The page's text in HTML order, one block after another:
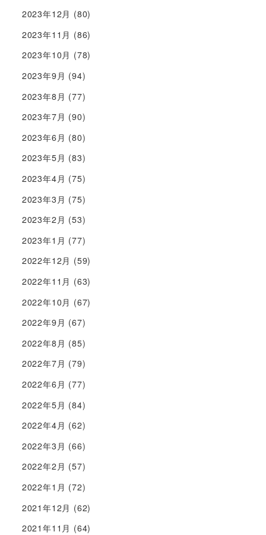
2023年12月 (80)
2023年11月 (86)
2023年10月 (78)
2023年9月 (94)
2023年8月 (77)
2023年7月 (90)
2023年6月 (80)
2023年5月 (83)
2023年4月 (75)
2023年3月 (75)
2023年2月 (53)
2023年1月 (77)
2022年12月 (59)
2022年11月 (63)
2022年10月 (67)
2022年9月 (67)
2022年8月 (85)
2022年7月 (79)
2022年6月 (77)
2022年5月 (84)
2022年4月 (62)
2022年3月 (66)
2022年2月 (57)
2022年1月 (72)
2021年12月 (62)
2021年11月 (64)